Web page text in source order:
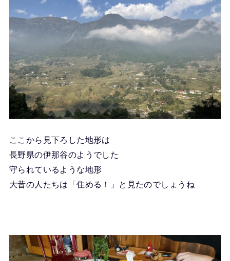
ここから見下ろした地形は
長野県の伊那谷のようでした
守られているような地形
大昔の人たちは「住める！」と見たのでしょうね